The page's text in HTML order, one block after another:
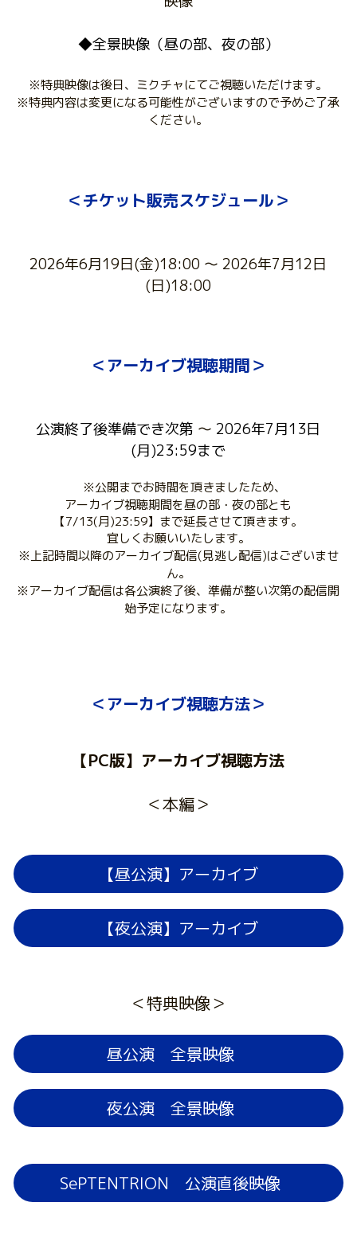
◆全景映像（昼の部、夜の部）
※特典映像は後日、ミクチャにてご視聴いただけます。
※特典内容は変更になる可能性がございますので予めご了承
ください。
＜チケット販売スケジュール＞
2026年6月19日(金)18:00 〜 2026年7月12日
(日)18:00
＜アーカイブ視聴期間＞
公演終了後準備でき次第 ～ 2026年7月13日
(月)23:59まで
※公開までお時間を頂きましたため、
アーカイブ視聴期間を昼の部・夜の部とも
【7/13(月)23:59】まで延長させて頂きます。
宜しくお願いいたします。
※上記時間以降のアーカイブ配信(見逃し配信)はございませ
ん。
※アーカイブ配信は各公演終了後、準備が整い次第の配信開
始予定になります。
＜アーカイブ視聴方法＞
【PC版】アーカイブ視聴方法
＜本編＞
【昼公演】アーカイブ
【夜公演】アーカイブ
＜特典映像＞
昼公演 全景映像
夜公演 全景映像
SePTENTRION 公演直後映像